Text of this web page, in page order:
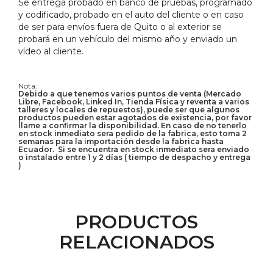
Se entrega probado en banco de pruebas, programado
y codificado, probado en el auto del cliente o en caso
de ser para envíos fuera de Quito o al exterior se
probará en un vehículo del mismo año y enviado un
vídeo al cliente.
Nota:
Debido a que tenemos varios puntos de venta (Mercado
Libre, Facebook, Linked In, Tienda Física y reventa a varios
talleres y locales de repuestos), puede ser que algunos
productos pueden estar agotados de existencia, por favor
llame a confirmar la disponibilidad. En caso de no tenerlo
en stock inmediato sera pedido de la fabrica, esto toma 2
semanas para la importación desde la fabrica hasta
Ecuador. Si se encuentra en stock inmediato sera enviado
o instalado entre 1 y 2 días ( tiempo de despacho y entrega
)
PRODUCTOS
RELACIONADOS